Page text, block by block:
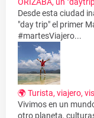
Desde esta ciudad
"day trip" el primer
#martesViajero...
🌍 Turista, viajero,
Vivimos en un
otro planeta,